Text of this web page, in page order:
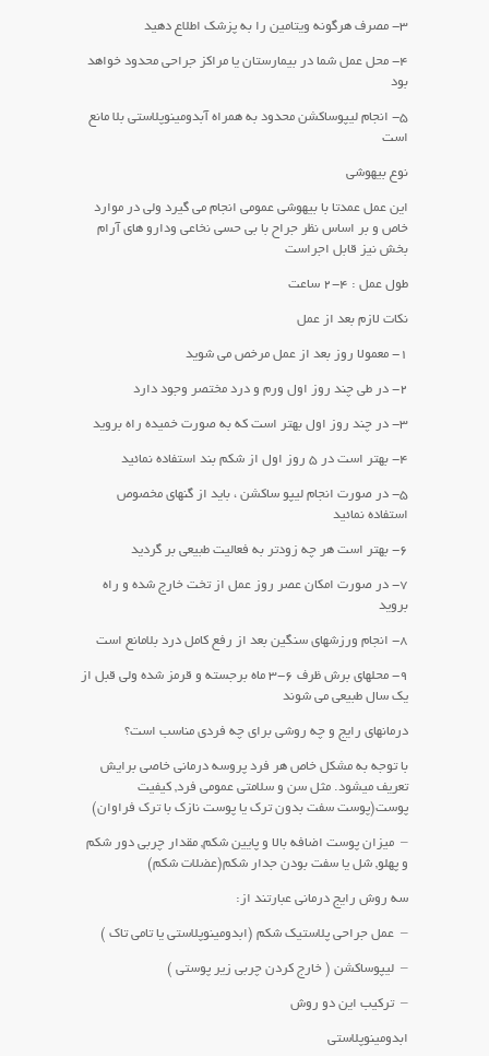
۳- مصرف هرگونه ویتامین را به پزشک اطلاع دهید
۴- محل عمل شما در بیمارستان یا مراکز جراحی محدود خواهد
بود
۵- انجام لیپوساکشن محدود به همراه آبدومینوپلاستی بلا مانع
است
نوع بیهوشی
این عمل عمدتا با بیهوشی عمومی انجام می گیرد ولی در موارد
خاص و بر اساس نظر جراح با بی حسی نخاعی ودارو های آرام
بخش نیز قابل اجراست
طول عمل : ۴-۲ ساعت
نکات لازم بعد از عمل
۱- معمولا روز بعد از عمل مرخص می شوید
۲- در طی چند روز اول ورم و درد مختصر وجود دارد
۳- در چند روز اول بهتر است که به صورت خمیده راه بروید
۴- بهتر است در ۵ روز اول از شکم بند استفاده نمائید
۵- در صورت انجام لیپو ساکشن ، باید از گنهای مخصوص
استفاده نمائید
۶- بهتر است هر چه زودتر به فعالیت طبیعی بر گردید
۷- در صورت امکان عصر روز عمل از تخت خارج شده و راه
بروید
۸- انجام ورزشهای سنگین بعد از رفع کامل درد بلامانع است
۹- محلهای برش ظرف ۶-۳ ماه برجسته و قرمز شده ولی قبل از
یک سال طبیعی می شوند
درمانهای رایج و چه روشی برای چه فردی مناسب است؟
با توجه به مشکل خاص هر فرد پروسه درمانی خاصی برایش
تعریف میشود. مثل سن و سلامتی عمومی فرد, کیفیت
پوست(پوست سفت بدون ترک یا پوست نازک با ترک فراوان)
– میزان پوست اضافه بالا و پایین شکم, مقدار چربی دور شکم
و پهلو, شل یا سفت بودن جدار شکم(عضلات شکم)
سه روش رایج درمانی عبارتند از:
– عمل جراحی پلاستیک شکم (ابدومینوپلاستی یا تامی تاک )
– لیپوساکشن ( خارج کردن چربی زیر پوستی )‌
– ترکیب این دو روش
ابدومینوپلاستی